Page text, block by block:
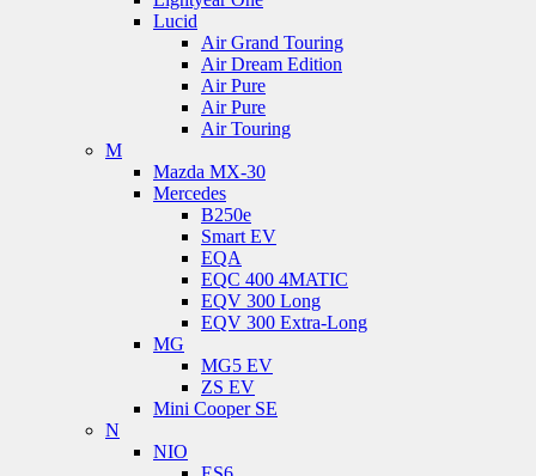
Lucid
Air Grand Touring
Air Dream Edition
Air Pure
Air Pure
Air Touring
M
Mazda MX-30
Mercedes
B250e
Smart EV
EQA
EQC 400 4MATIC
EQV 300 Long
EQV 300 Extra-Long
MG
MG5 EV
ZS EV
Mini Cooper SE
N
NIO